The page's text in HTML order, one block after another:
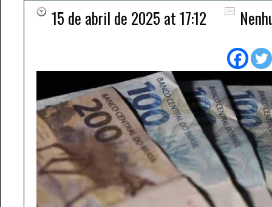
15 de abril de 2025 at 17:12